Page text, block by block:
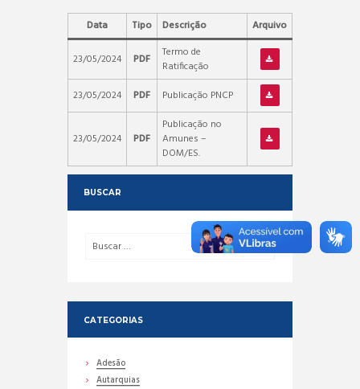
Data Tipo Descrição Arquivo
23/05/2024 PDF
Termo de
Ratificação
23/05/2024
PDF Publicação PNCP
23/05/2024 PDF
Publicação no
Amunes –
DOM/ES.
BUSCAR
CATEGORIAS
Adesão
Autarquias